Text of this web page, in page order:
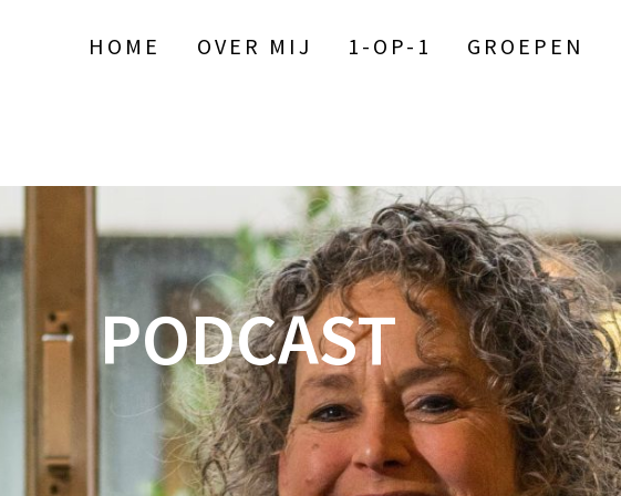
HOME OVER MIJ 1-OP-1 GROEPEN
PODCAST